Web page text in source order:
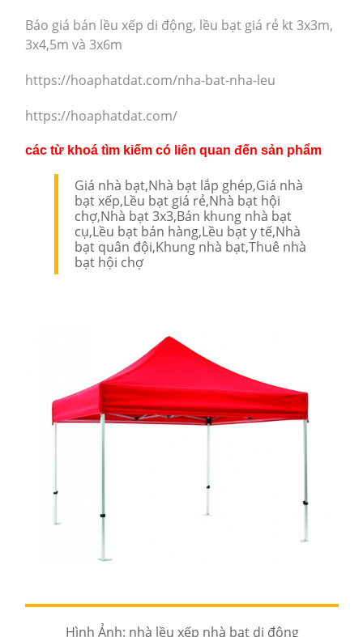
Báo giá bán lều xếp di động, lều bạt giá rẻ kt 3x3m,
3x4,5m và 3x6m
https://hoaphatdat.com/nha-bat-nha-leu
https://hoaphatdat.com/
các từ khoá tìm kiếm có liên quan đến sản phẩm
Giá nhà bạt,Nhà bạt lắp ghép,Giá nhà
bạt xếp,Lều bạt giá rẻ,Nhà bạt hội
chợ,Nhà bạt 3x3,Bán khung nhà bạt
cụ,Lều bạt bán hàng,Lều bạt y tế,Nhà
bạt quân đội,Khung nhà bạt,Thuê nhà
bạt hội chợ
Hình Ảnh: nhà lều xếp nhà bạt di động